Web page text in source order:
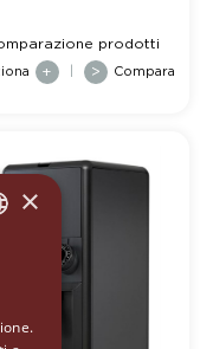
prodotti
+ > Compara
×